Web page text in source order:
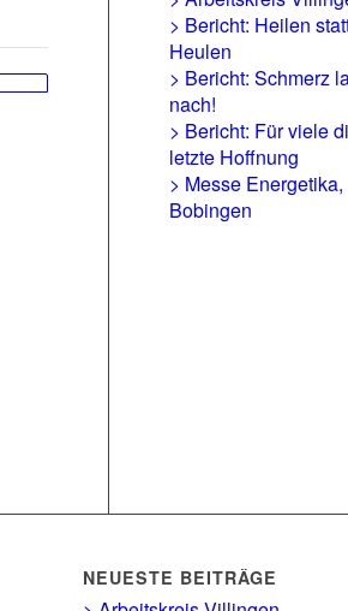
> Bericht: Heilen
Heulen
> Bericht: Schmerz
nach!
> Bericht: Für viele
letzte Hoffnung
> Messe Energetika,
Bobingen
NEUESTE BEITRÄGE